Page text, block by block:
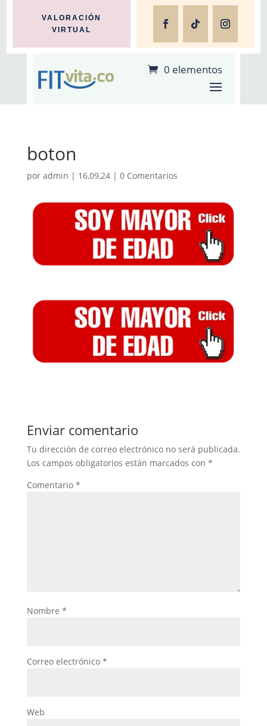
VALORACIÓN
VIRTUAL
0 elementos
boton
por admin | 16,09,24| 0 Comentarios
Enviar comentario
Tu dirección de correo electrónico no será publicada.
Los campos obligatorios están marcados con *
Comentario *
Nombre *
Correo electrónico *
Web